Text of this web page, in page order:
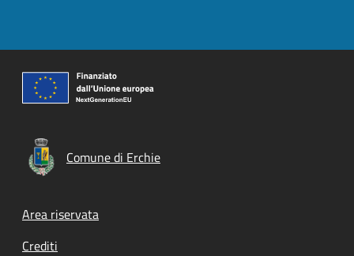
Comune di Erchie
Footer menu
Area riservata
Crediti